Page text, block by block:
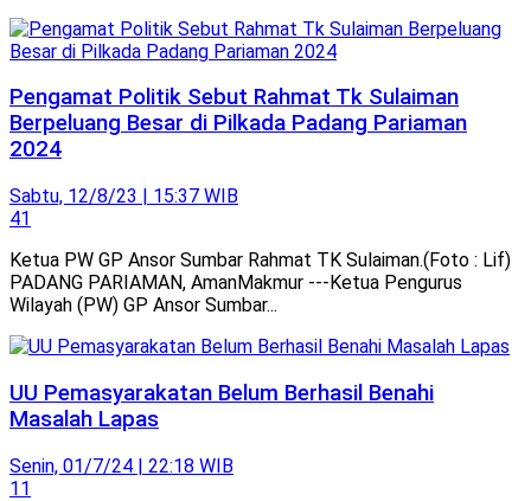
Pengamat Politik Sebut Rahmat Tk Sulaiman
Berpeluang Besar di Pilkada Padang Pariaman
2024
Sabtu, 12/8/23 | 15:37 WIB
41
Ketua PW GP Ansor Sumbar Rahmat TK Sulaiman.(Foto : Lif)
PADANG PARIAMAN, AmanMakmur ---Ketua Pengurus
Wilayah (PW) GP Ansor Sumbar...
UU Pemasyarakatan Belum Berhasil Benahi
Masalah Lapas
Senin, 01/7/24 | 22:18 WIB
11